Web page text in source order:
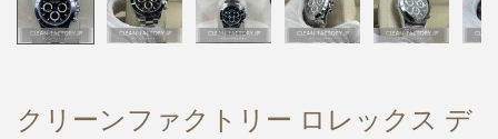
クリーンファクトリー ロレックス デ